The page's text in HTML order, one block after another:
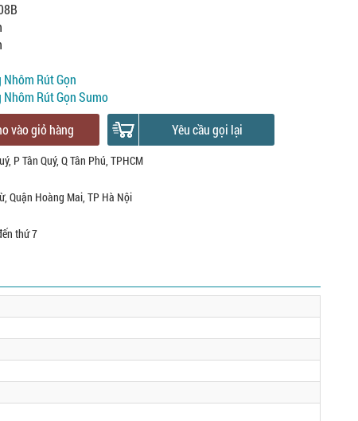
Nhôm Rút Gọn
Nhôm Rút Gọn Sumo
vào giỏ hàng Yêu cầu gọi lại
P Tân Quý, Q Tân Phú, TPHCM
Quận Hoàng Mai, TP Hà Nội
thứ 7